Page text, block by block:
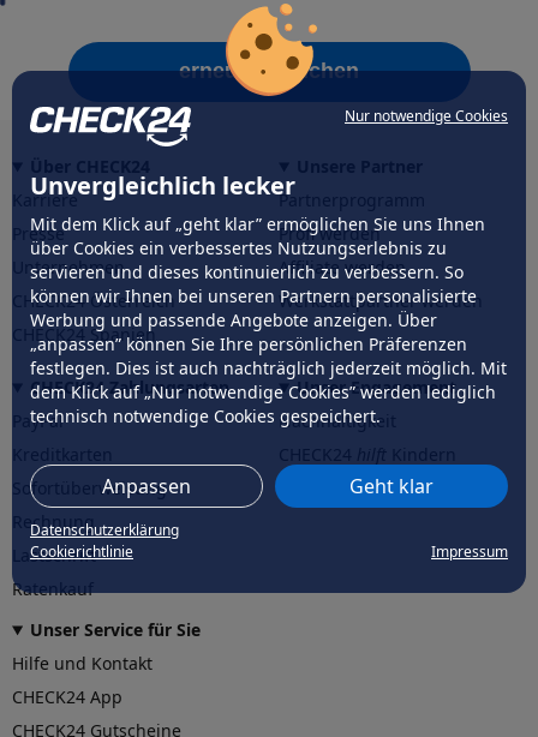
Nur notwendige Cookies
Unvergleichlich lecker
Mit dem Klick auf „geht klar” ermöglichen Sie uns Ihnen
über Cookies ein verbessertes Nutzungserlebnis zu
servieren und dieses kontinuierlich zu verbessern. So
können wir Ihnen bei unseren Partnern personalisierte
Werbung und passende Angebote anzeigen. Über
„anpassen” können Sie Ihre persönlichen Präferenzen
festlegen. Dies ist auch nachträglich jederzeit möglich. Mit
dem Klick auf „Nur notwendige Cookies” werden lediglich
technisch notwendige Cookies gespeichert.
Anpassen Geht klar
Datenschutzerklärung
Cookierichtlinie
Impressum
erneut versuchen
Karriere
Presse
Unternehmen
CHECK24 Österreich
CHECK24 Spanien
Partnerprogramm
Profi werden
Affiliate werden
Werkstattpartner werden
CHECK24 Zahlungsarten
PayPal
Sofortüberweisung
Rechnung
Lastschrift
Ratenkauf
Unser Engagement
Nachhaltigkeit
CHECK24hilftder Natur
Unser Service für Sie
Hilfe und Kontakt
CHECK24 App
CHECK24 Gutscheine